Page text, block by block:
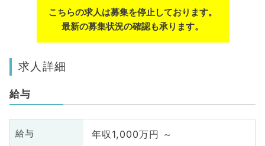
こちらの求人は募集を停止しております。
最新の募集状況の確認も承ります。
求人詳細
給与
給与 年収1,000万円 ～